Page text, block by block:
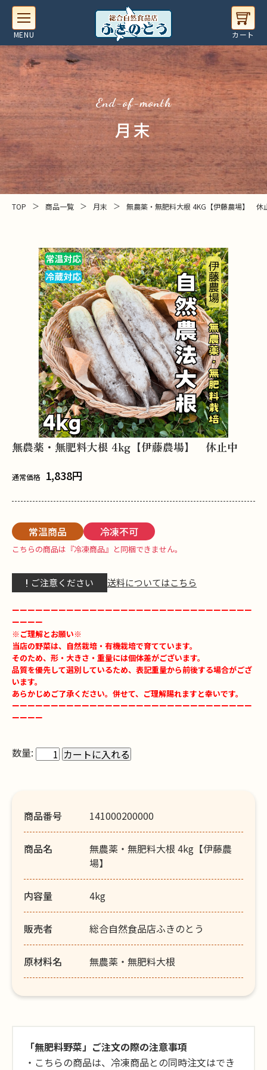
end-of-month
月末
TOP ＞ 商品一覧 ＞ 月末 ＞ 無農薬・無肥料大根 4KG【伊藤農場】 休
無農薬・無肥料大根 4kg【伊藤農場】 休止中
通常価格 1,838円
常温商品 冷凍不可
こちらの商品は『冷凍商品』と同梱できません。
ご注意ください 送料についてはこちら
ーーーーーーーーーーーーーーーーーーーーーーーーーーーーーーー
ーーーー
※ご理解とお願い※
当店の野菜は、自然栽培・有機栽培で育てています。
そのため、形・大きさ・重量には個体差がございます。
品質を優先して選別しているため、表記重量から前後する場合がござ
います。
あらかじめご了承ください。併せて、ご理解賜れますと幸いです。
ーーーーーーーーーーーーーーーーーーーーーーーーーーーーーーー
ーーーー
数量:
商品番号 141000200000
商品名
無農薬・無肥料大根 4kg【伊藤農
場】
内容量 4kg
販売者 総合自然食品店ふきのとう
原材料名 無農薬・無肥料大根
「無肥料野菜」ご注文の際の注意事項
・こちらの商品は、冷凍商品との同時注文はでき